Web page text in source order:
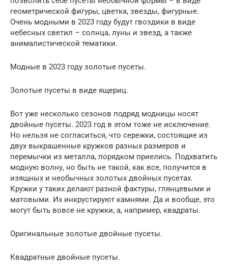
геометрической фигуры, цветка, звезды, фигурные.
Очень модными в 2023 году будут гвоздики в виде
небесных светил – солнца, луны и звезд, а также
анималистической тематики.
Модные в 2023 году золотые пусеты.
Золотые пусеты в виде ящериц.
Вот уже несколько сезонов подряд модницы носят
двойные пусеты. 2023 год в этом тоже не исключение.
Но нельзя не согласиться, что сережки, состоящие из
двух выкрашенные кружков разных размеров и
перемычки из металла, порядком приелись. Подхватить
модную волну, но быть не такой, как все, получится в
изящных и необычных золотых двойных пусетах.
Кружки у таких делают разной фактуры, глянцевыми и
матовыми. Их инкрустируют камнями. Да и вообще, это
могут быть вовсе не кружки, а, например, квадраты.
Оригинальные золотые двойные пусеты.
Квадратные двойные пусеты.